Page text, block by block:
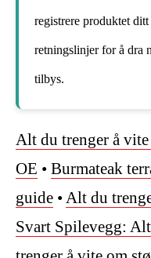
registrere produktet
retningslinjer for å dra
tilbys.
Alt du trenger å
OE • Burmateak
guide •Alt du
Svart Spilevegg: